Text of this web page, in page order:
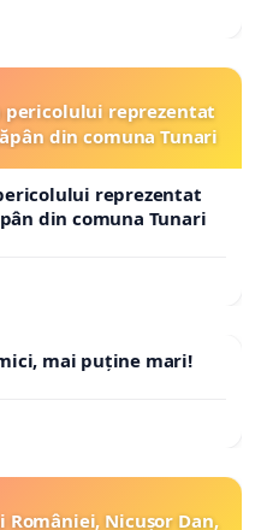
reprezentat
din comuna Tunari
reprezentat
din comuna Tunari
mai puține mari!
României, Nicușor Dan,